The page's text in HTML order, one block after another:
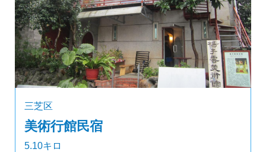
三芝区
美術行館民宿
5.10キロ